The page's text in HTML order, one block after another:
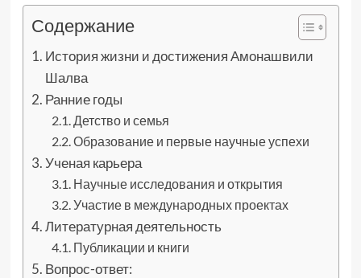
Содержание
История жизни и достижения Амонашвили
Шалва
Ранние годы
Детство и семья
Образование и первые научные успехи
Ученая карьера
Научные исследования и открытия
Участие в международных проектах
Литературная деятельность
Публикации и книги
Вопрос-ответ: